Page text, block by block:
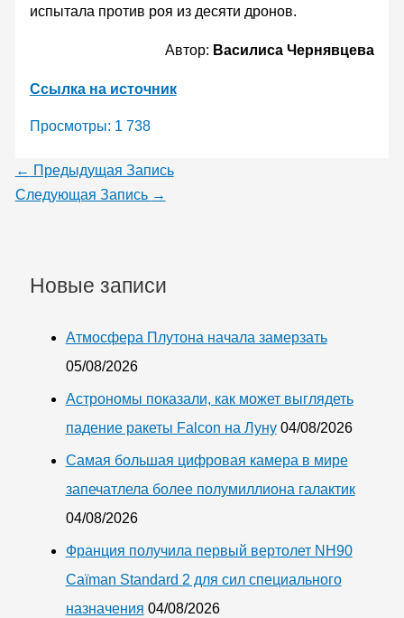
испытала против роя из десяти дронов.
Автор: Василиса Чернявцева
Ссылка на источник
Просмотры: 1 738
← Предыдущая Запись
Следующая Запись →
Новые записи
Атмосфера Плутона начала замерзать
05/08/2026
Астрономы показали, как может выглядеть
падение ракеты Falcon на Луну 04/08/2026
Самая большая цифровая камера в мире
запечатлела более полумиллиона галактик
04/08/2026
Франция получила первый вертолет NH90
Caïman Standard 2 для сил специального
назначения 04/08/2026